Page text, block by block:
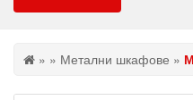
» » Метални шкафове »